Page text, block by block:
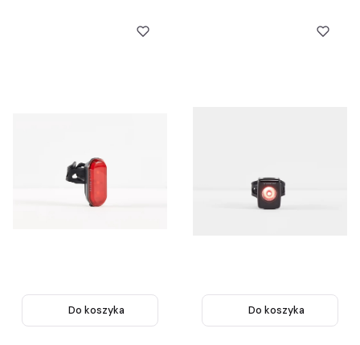
Do koszyka Do koszyka